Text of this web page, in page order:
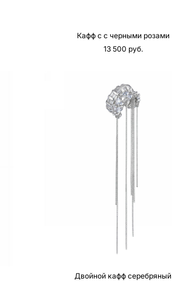
Кафф с с черными розами
13 500 pуб.
Двойной кафф серебряный